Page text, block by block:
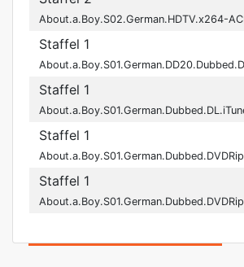
About.a.Boy.S02.German.HDTV.x264-
Staffel 1
Staffel 1
Staffel 1
Staffel 1